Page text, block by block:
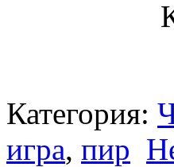
Категория:
игра, пир